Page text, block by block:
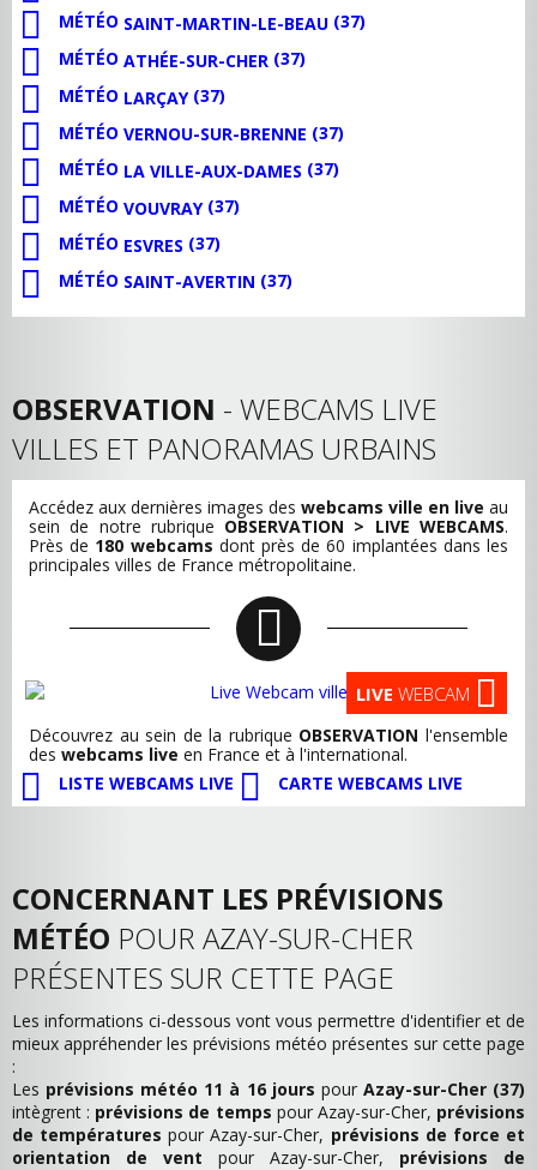
MÉTÉO SAINT-MARTIN-LE-BEAU (37)
MÉTÉO ATHÉE-SUR-CHER (37)
MÉTÉO LARÇAY (37)
MÉTÉO VERNOU-SUR-BRENNE (37)
MÉTÉO LA VILLE-AUX-DAMES (37)
MÉTÉO VOUVRAY (37)
MÉTÉO ESVRES (37)
MÉTÉO SAINT-AVERTIN (37)
OBSERVATION - WEBCAMS LIVE
VILLES ET PANORAMAS URBAINS
Accédez aux dernières images des webcams ville en live au
sein de notre rubrique OBSERVATION > LIVE WEBCAMS.
Près de 180 webcams dont près de 60 implantées dans les
principales villes de France métropolitaine.
LIVE WEBCAM
Découvrez au sein de la rubrique OBSERVATION l'ensemble
des webcams live en France et à l'international.
LISTE WEBCAMS LIVE
CARTE WEBCAMS LIVE
CONCERNANT LES PRÉVISIONS
MÉTÉO POUR AZAY-SUR-CHER
PRÉSENTES SUR CETTE PAGE
Les informations ci-dessous vont vous permettre d'identifier et de
mieux appréhender les prévisions météo présentes sur cette page
:
Les prévisions météo 11 à 16 jours pour Azay-sur-Cher (37)
intègrent : prévisions de temps pour Azay-sur-Cher, prévisions
de températures pour Azay-sur-Cher, prévisions de force et
orientation de vent pour Azay-sur-Cher, prévisions de